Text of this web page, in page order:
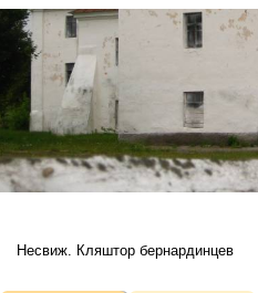
Несвиж. Кляштор бернардинцев